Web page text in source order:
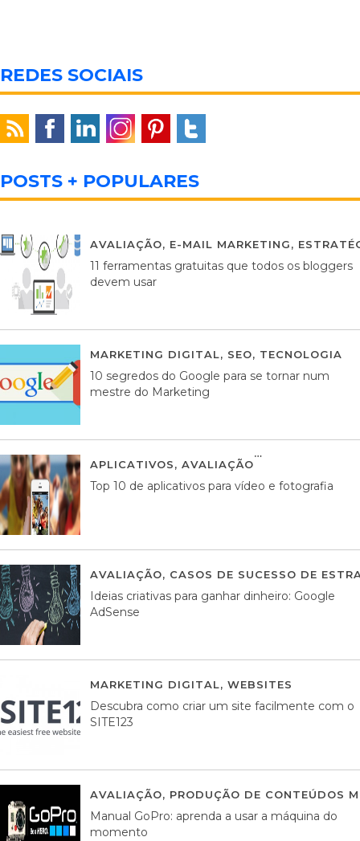
REDES SOCIAIS
POSTS + POPULARES
AVALIAÇÃO, E-MAIL MARKETING,
11 ferramentas gratuitas que todos os bloggers
devem usar
MARKETING DIGITAL, SEO, TECNOLOGIA
10 segredos do Google para se tornar num
mestre do Marketing
APLICATIVOS, AVALIAÇÃO
Top 10 de aplicativos para vídeo e fotografia
AVALIAÇÃO, CASOS DE SUCESSO DE
Ideias criativas para ganhar dinheiro: Google
AdSense
MARKETING DIGITAL, WEBSITES
Descubra como criar um site facilmente com o
SITE123
AVALIAÇÃO, PRODUÇÃO DE CONTEÚDOS
Manual GoPro: aprenda a usar a máquina do
momento